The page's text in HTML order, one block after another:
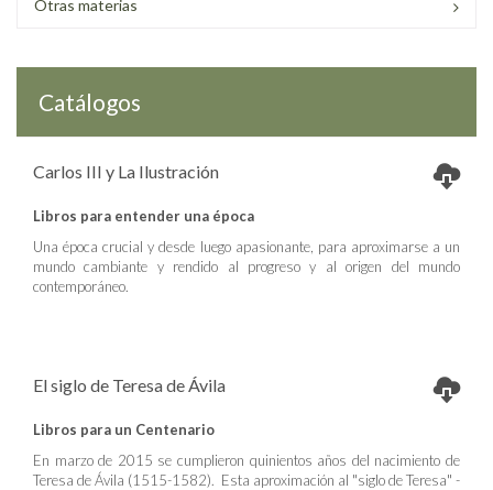
Otras materias
Catálogos
Carlos III y La Ilustración
Libros para entender una época
Una época crucial y desde luego apasionante, para aproximarse a un
mundo cambiante y rendido al progreso y al origen del mundo
contemporáneo.
El siglo de Teresa de Ávila
Libros para un Centenario
En marzo de 2015 se cumplieron quinientos años del nacimiento de
Teresa de Ávila (1515-1582). Esta aproximación al "siglo de Teresa" -